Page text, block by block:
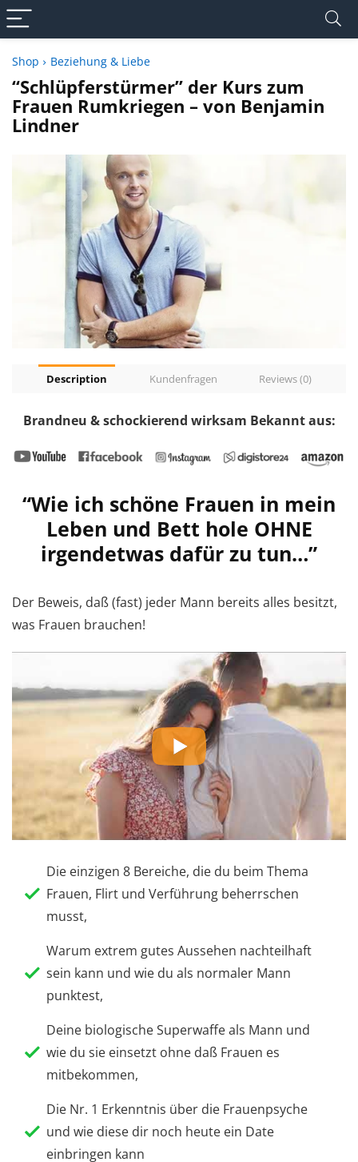
Shop Beziehung & Liebe
“Schlüpferstürmer” der Kurs zum
Frauen Rumkriegen – von Benjamin
Lindner
Description Kundenfragen Reviews (0)
Brandneu & schockierend wirksam Bekannt aus:
“Wie ich schöne Frauen in mein
Leben und Bett hole OHNE
irgendetwas dafür zu tun…”
Der Beweis, daß (fast) jeder Mann bereits alles besitzt,
was Frauen brauchen!
Die einzigen 8 Bereiche, die du beim Thema
Frauen, Flirt und Verführung beherrschen
musst,
Warum extrem gutes Aussehen nachteilhaft
sein kann und wie du als normaler Mann
punktest,
Deine biologische Superwaffe als Mann und
wie du sie einsetzt ohne daß Frauen es
mitbekommen,
Die Nr. 1 Erkenntnis über die Frauenpsyche
und wie diese dir noch heute ein Date
einbringen kann